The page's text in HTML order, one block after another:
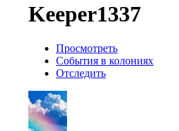
Keeper1337
Просмотреть
События в колониях
Отследить